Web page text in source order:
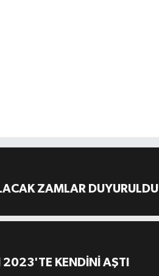
ZAMLAR DUYURULDU
2023'TE KENDİNİ AŞTI